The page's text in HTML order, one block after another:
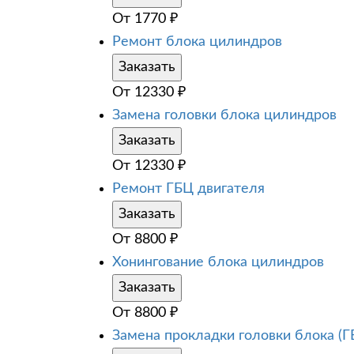
От 1770 ₽
Ремонт блока цилиндров
Заказать
От 12330 ₽
Замена головки блока цилиндров
Заказать
От 12330 ₽
Ремонт ГБЦ двигателя
Заказать
От 8800 ₽
Хонингование блока цилиндров
Заказать
От 8800 ₽
Замена прокладки головки блока